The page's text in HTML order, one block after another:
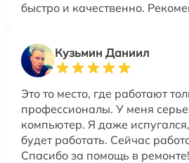
быстро и качественно.
Кузьмин Даниил
Это то место, где работают
профессионалы. У меня
компьютер. Я даже
будет работать. Сейчас
Спасибо за помощь в ремонте!